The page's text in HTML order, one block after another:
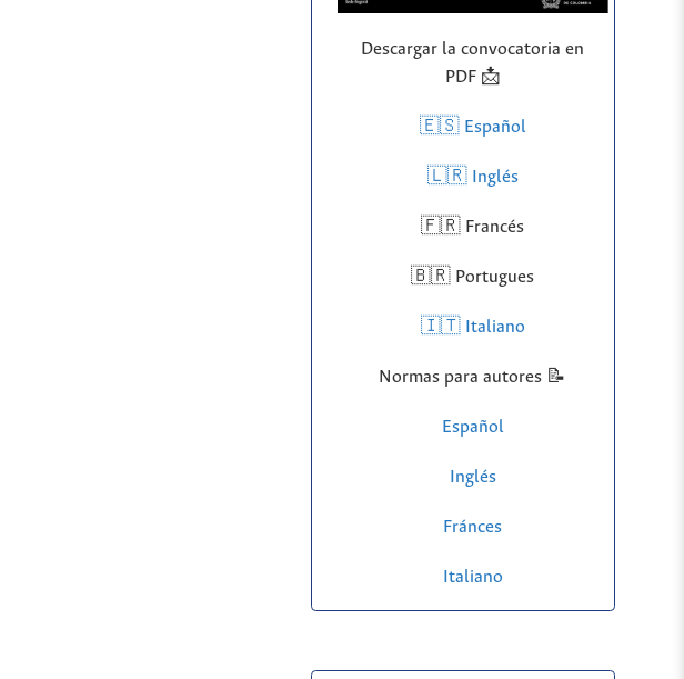
Descargar la convocatoria en
PDF 📩
🇪🇸 Español
🇱🇷Inglés
🇫🇷 Francés
🇧🇷 Portugues
🇮🇹 Italiano
Normas para autores 📝
Español
Inglés
Fránces
Italiano